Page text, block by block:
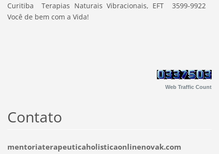
Curitiba Terapias Naturais Vibracionais, EFT 3599-9922
Você de bem com a Vida!
Web Traffic Count
Contato
mentoriaterapeuticaholisticaonlinenovak.com